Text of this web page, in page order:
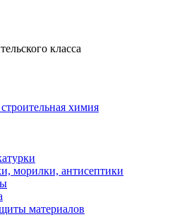
класса
химия
морилки, антисептики
материалов